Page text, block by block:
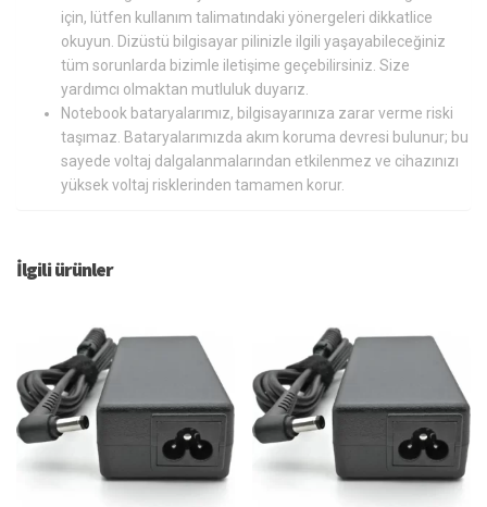
için, lütfen kullanım talimatındaki yönergeleri dikkatlice
okuyun. Dizüstü bilgisayar pilinizle ilgili yaşayabileceğiniz
tüm sorunlarda bizimle iletişime geçebilirsiniz. Size
yardımcı olmaktan mutluluk duyarız.
Notebook bataryalarımız, bilgisayarınıza zarar verme riski
taşımaz. Bataryalarımızda akım koruma devresi bulunur; bu
sayede voltaj dalgalanmalarından etkilenmez ve cihazınızı
yüksek voltaj risklerinden tamamen korur.
İlgili ürünler